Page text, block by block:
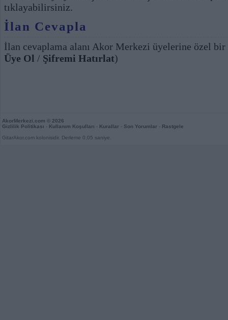
tıklayabilirsiniz.
İlan Cevapla
İlan cevaplama alanı Akor Merkezi üyelerine özel
Üye Ol / Şifremi Hatırlat)
AkorMerkezi.com © 2026
Gizlilik Politikası - Kullanım Koşulları - Kurallar - Son Yorumlar - Rastgele
GitarAkor.com kolonisidir. Derleme 0,05 saniye.